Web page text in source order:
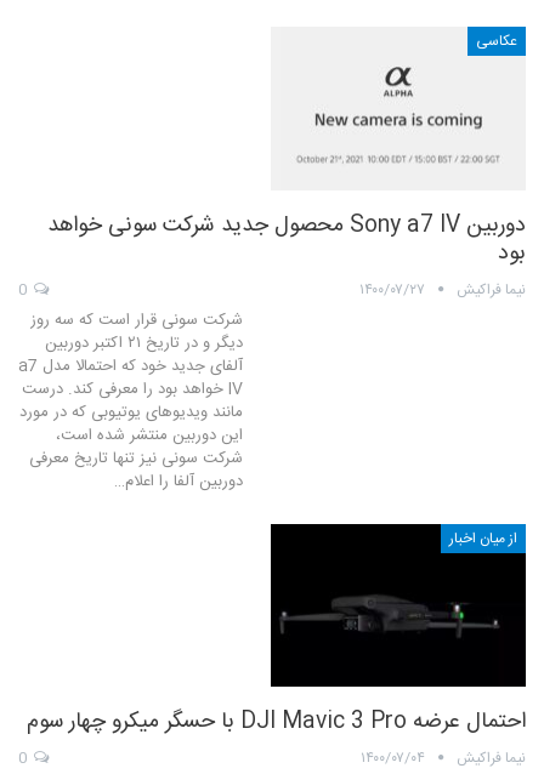
عکاسی
دوربین Sony a7 IV محصول جدید شرکت سونی خواهد
بود
نیما فراکیش ۱۴۰۰/۰۷/۲۷
شرکت سونی قرار است که سه روز
دیگر و در تاریخ ۲۱ اکتبر دوربین
آلفای جدید خود که احتمالا مدل a7
IV خواهد بود را معرفی کند. درست
مانند ویدیوهای یوتیوبی که در مورد
این دوربین منتشر شده است،
شرکت سونی نیز تنها تاریخ معرفی
دوربین آلفا را اعلام…
از میان اخبار
احتمال عرضه DJI Mavic 3 Pro با حسگر میکرو چهار سوم
نیما فراکیش ۱۴۰۰/۰۷/۰۴